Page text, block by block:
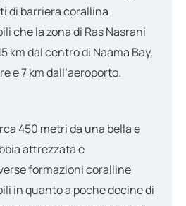
di barriera corallina
che la zona di Ras Nasrani
km dal centro di Naama Bay,
e 7 km dall’aeroporto.
450 metri da una bella e
attrezzata e
formazioni coralline
in quanto a poche decine di